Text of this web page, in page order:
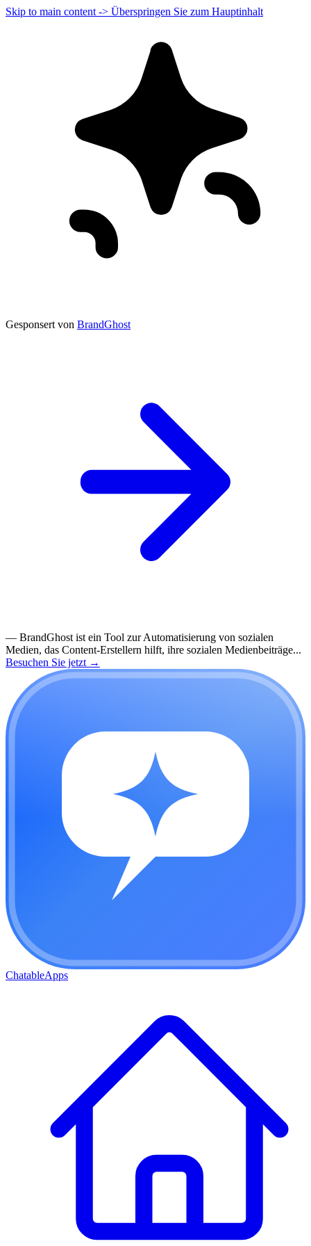
Skip to main content -> Überspringen Sie zum Hauptinhalt
Gesponsert von BrandGhost
— BrandGhost ist ein Tool zur Automatisierung von sozialen
Medien, das Content-Erstellern hilft, ihre sozialen Medienbeiträge...
Besuchen Sie jetzt →
ChatableApps